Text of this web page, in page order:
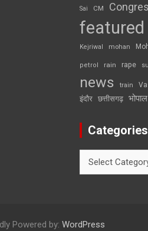
Sai CM
featured
Kejriwal mohan
petrol rain rape
news
train
इंदौर छत्तीसगढ़ भोपाल
Categories
Powered by: WordPress